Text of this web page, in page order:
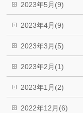
2023年5月(9)
2023年4月(9)
2023年3月(5)
2023年2月(1)
2023年1月(2)
2022年12月(6)